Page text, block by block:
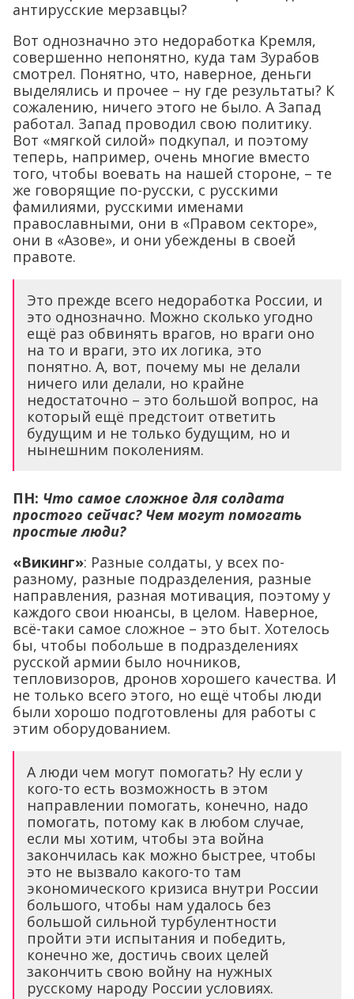
антирусские мерзавцы?
Вот однозначно это недоработка Кремля,
совершенно непонятно, куда там Зурабов
смотрел. Понятно, что, наверное, деньги
выделялись и прочее – ну где результаты? К
сожалению, ничего этого не было. А Запад
работал. Запад проводил свою политику.
Вот «мягкой силой» подкупал, и поэтому
теперь, например, очень многие вместо
того, чтобы воевать на нашей стороне, – те
же говорящие по-русски, с русскими
фамилиями, русскими именами
православными, они в «Правом секторе»,
они в «Азове», и они убеждены в своей
правоте.
Это прежде всего недоработка России, и
это однозначно. Можно сколько угодно
ещё раз обвинять врагов, но враги оно
на то и враги, это их логика, это
понятно. А, вот, почему мы не делали
ничего или делали, но крайне
недостаточно – это большой вопрос, на
который ещё предстоит ответить
будущим и не только будущим, но и
нынешним поколениям.
ПН: Что самое сложное для солдата
простого сейчас? Чем могут помогать
простые люди?
«Викинг»: Разные солдаты, у всех по-
разному, разные подразделения, разные
направления, разная мотивация, поэтому у
каждого свои нюансы, в целом. Наверное,
всё-таки самое сложное – это быт. Хотелось
бы, чтобы побольше в подразделениях
русской армии было ночников,
тепловизоров, дронов хорошего качества. И
не только всего этого, но ещё чтобы люди
были хорошо подготовлены для работы с
этим оборудованием.
А люди чем могут помогать? Ну если у
кого-то есть возможность в этом
направлении помогать, конечно, надо
помогать, потому как в любом случае,
если мы хотим, чтобы эта война
закончилась как можно быстрее, чтобы
это не вызвало какого-то там
экономического кризиса внутри России
большого, чтобы нам удалось без
большой сильной турбулентности
пройти эти испытания и победить,
конечно же, достичь своих целей
закончить свою войну на нужных
русскому народу России условиях.